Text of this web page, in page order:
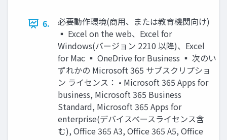
6.
必要動作環境(商用、または教育機関向け)
▪ Excel on the web、Excel for
Windows(バージョン 2210 以降)、Excel
for Mac ▪ OneDrive for Business ▪ 次のい
ずれかの Microsoft 365 サブスクリプショ
ン ライセンス： • Microsoft 365 Apps for
business, Microsoft 365 Business
Standard, Microsoft 365 Apps for
enterprise(デバイスベースライセンス含
む), Office 365 A3, Office 365 A5, Office